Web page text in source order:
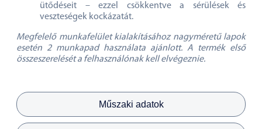
Műszaki adatok
ütődéseit – ezzel csökkentve a sérülések és
veszteségek kockázatát.
Megfelelő munkafelület kialakításához nagyméretű lapok
esetén 2 munkapad használata ajánlott. A termék első
összeszerelését a felhasználónak kell elvégeznie.